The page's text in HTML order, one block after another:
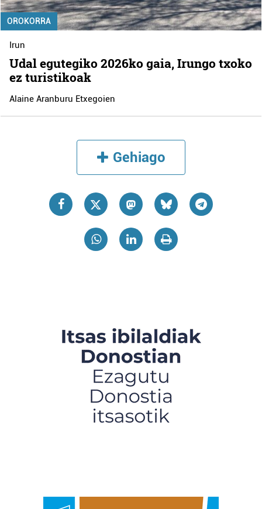
OROKORRA
Irun
Udal egutegiko 2026ko gaia, Irungo txoko
ez turistikoak
Alaine Aranburu Etxegoien
Gehiago